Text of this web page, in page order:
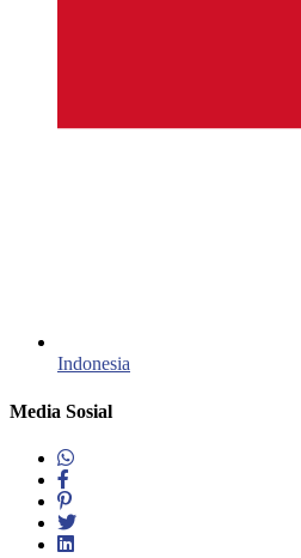
Indonesia‎
Media Sosial